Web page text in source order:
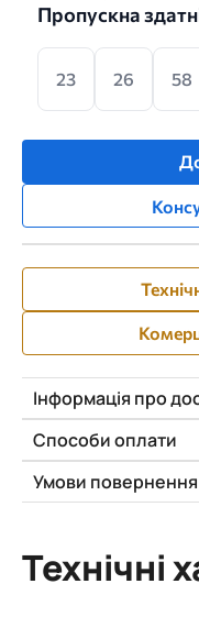
Пропускна
23 26 58
Інформація про
Способи оплати
Умови повернення
Технічні